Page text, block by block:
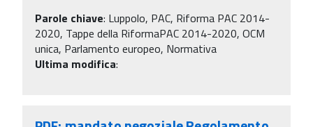
Parole chiave: Luppolo, PAC, Riforma PAC 2014-
2020, Tappe della RiformaPAC 2014-2020, OCM
unica, Parlamento europeo, Normativa
Ultima modifica: